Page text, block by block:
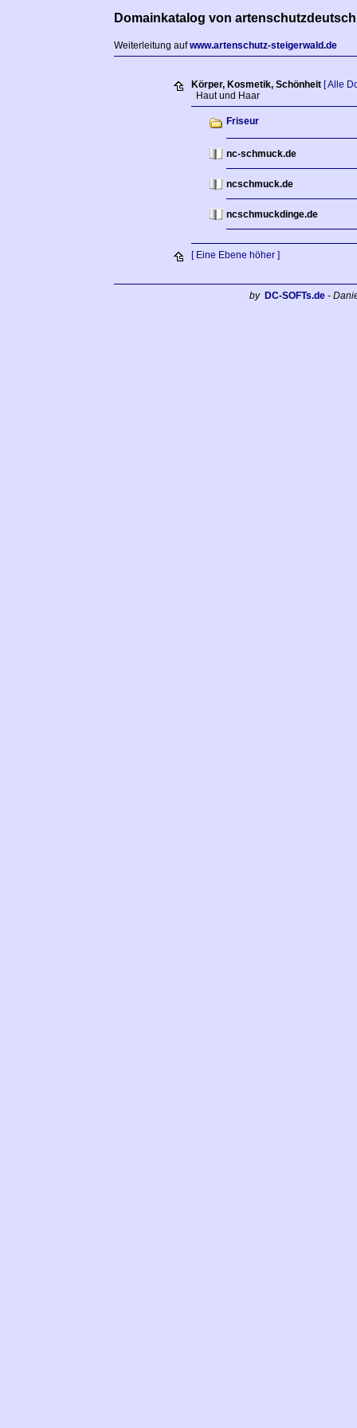
Domainkatalog von
Weiterleitung aufwww.artenschutz-steigerwald.de
Körper, Kosmetik, Schönheit [ Alle
Haut und Haar
Friseur
nc-schmuck.de
ncschmuck.de
ncschmuckdinge.de
[ Eine Ebene höher ]
by DC-SOFTs.de -